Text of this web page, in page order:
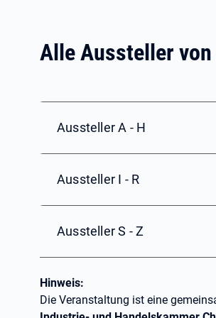
Alle Aussteller
Aussteller A - H
Aussteller I - R
Aussteller S - Z
Hinweis:
Die Veranstaltung ist eine